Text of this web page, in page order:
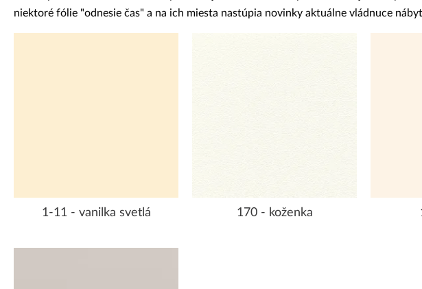
niektoré fólie "odnesie čas" a na ich miesta nastúpia novinky aktuálne vládnuce
1-11 - vanilka svetlá 170 - koženka